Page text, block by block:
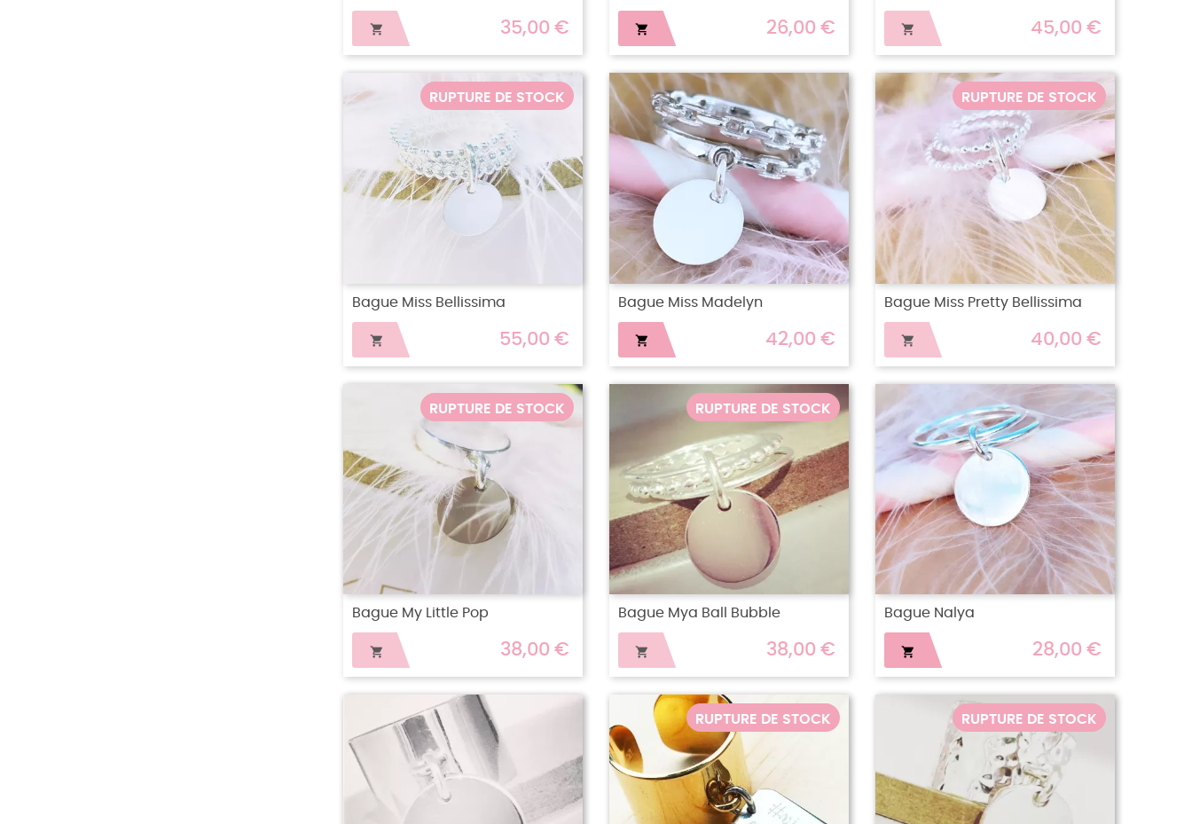
 35,00 €  26,00 €  45,00 €
RUPTURE DE STOCK
Bague Miss Bellissima
 55,00 €
Bague Miss Madelyn
 42,00 €
RUPTURE DE STOCK
Bague Miss Pretty Bellissima
 40,00 €
RUPTURE DE STOCK
Bague My Little Pop
 38,00 €
RUPTURE DE STOCK
Bague Mya Ball Bubble
 38,00 €
Bague Nalya
 28,00 €
RUPTURE DE STOCK RUPTURE DE STOCK